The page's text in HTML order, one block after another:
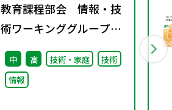
教育課程部会 情報・技
術ワーキンググループ
（第11回）配付資料
中 高 技術・家庭
技術
情報